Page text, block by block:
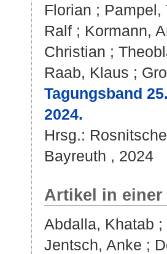
Florian ; Pampel,
Ralf ; Kormann,
Christian ;
Raab, Klaus ;
Tagungsband
2024.
Hrsg.:
Bayreuth , 2024
Artikel in
Abdalla, Khatab ;
Jentsch, Anke ;